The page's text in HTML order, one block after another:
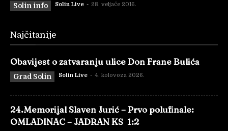
Solin info Solin Live - 28. veljače 2016.
Najčitanije
Obavijest o zatvaranju ulice Don Frane Bulića
Grad Solin Solin Live - 4. kolovoza 2026.
24.Memorijal Slaven Jurić – Prvo polufinale:
OMLADINAC – JADRAN KS 1:2